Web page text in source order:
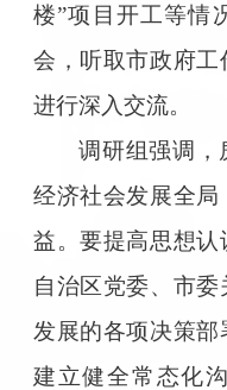
楼”项目开工等情
会，听取市政府
进行深入交流。
调研组强调，
经济社会发展全局
益。要提高思想
自治区党委、市
发展的各项决策部
建立健全常态化